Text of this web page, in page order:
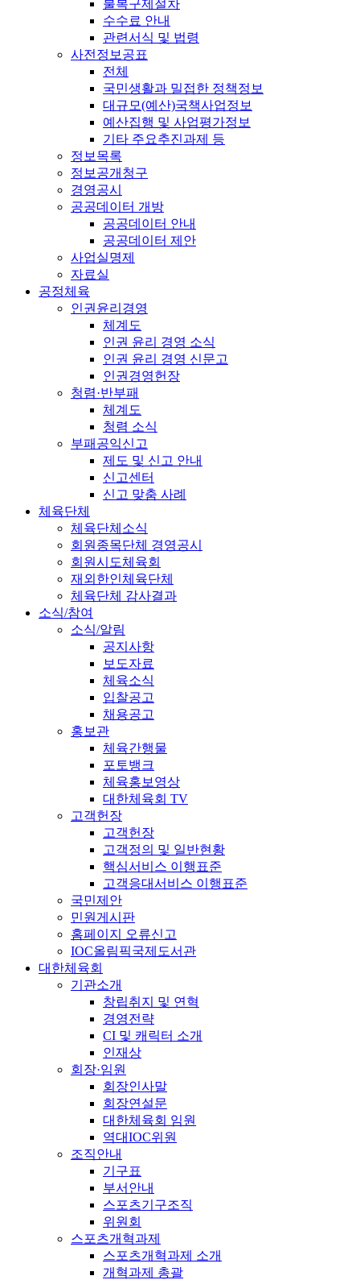
불복구제절차
수수료 안내
관련서식 및 법령
사전정보공표
전체
국민생활과 밀접한 정책정보
대규모(예산)국책사업정보
예산집행 및 사업평가정보
기타 주요추진과제 등
정보목록
정보공개청구
경영공시
공공데이터 개방
공공데이터 안내
공공데이터 제안
사업실명제
자료실
공정체육
인권윤리경영
체계도
인권 윤리 경영 소식
인권 윤리 경영 신문고
인권경영헌장
청렴·반부패
체계도
청렴 소식
부패공익신고
제도 및 신고 안내
신고센터
신고 맞춤 사례
체육단체
체육단체소식
회원종목단체 경영공시
회원시도체육회
재외한인체육단체
체육단체 감사결과
소식/참여
소식/알림
공지사항
보도자료
체육소식
입찰공고
채용공고
홍보관
체육간행물
포토뱅크
체육홍보영상
대한체육회 TV
고객헌장
고객헌장
고객정의 및 일반현황
핵심서비스 이행표준
고객응대서비스 이행표준
국민제안
민원게시판
홈페이지 오류신고
IOC올림픽국제도서관
대한체육회
기관소개
창립취지 및 연혁
경영전략
CI 및 캐릭터 소개
인재상
회장·임원
회장인사말
회장연설문
대한체육회 임원
역대IOC위원
조직안내
기구표
부서안내
스포츠기구조직
위원회
스포츠개혁과제
스포츠개혁과제 소개
개혁과제 총괄